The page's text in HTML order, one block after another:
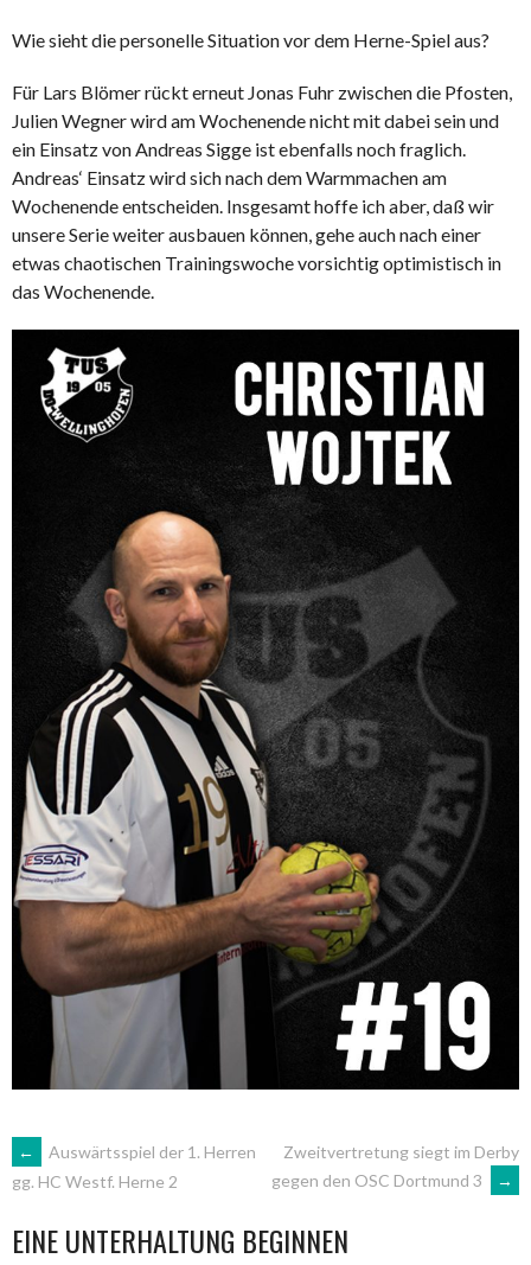
Wie sieht die personelle Situation vor dem Herne-Spiel aus?
Für Lars Blömer rückt erneut Jonas Fuhr zwischen die Pfosten,
Julien Wegner wird am Wochenende nicht mit dabei sein und
ein Einsatz von Andreas Sigge ist ebenfalls noch fraglich.
Andreas‘ Einsatz wird sich nach dem Warmmachen am
Wochenende entscheiden. Insgesamt hoffe ich aber, daß wir
unsere Serie weiter ausbauen können, gehe auch nach einer
etwas chaotischen Trainingswoche vorsichtig optimistisch in
das Wochenende.
ARTIKEL-
NAVIGATION
←
Auswärtsspiel der 1. Herren
gg. HC Westf. Herne 2
Zweitvertretung siegt im Derby
gegen den OSC Dortmund 3
→
EINE UNTERHALTUNG BEGINNEN